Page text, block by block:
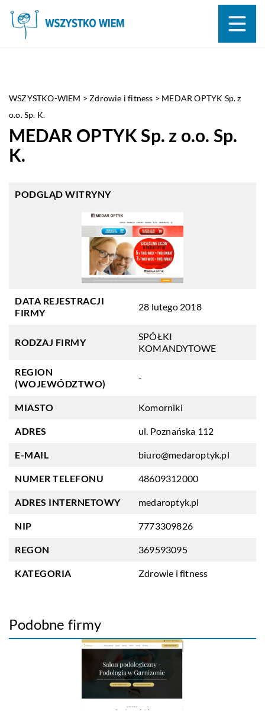
WSZYSTKO-WIEM >Zdrowie i fitness > MEDAR OPTYK Sp. z
o.o. Sp. K.
MEDAR OPTYK Sp. z o.o. Sp.
K.
PODGLĄD WITRYNY
DATA REJESTRACJI
FIRMY
28 lutego 2018
RODZAJ FIRMY
SPÓŁKI
KOMANDYTOWE
REGION
(WOJEWÓDZTWO)
-
MIASTO Komorniki
ADRES ul. Poznańska 112
E-MAIL biuro@medaroptyk.pl
NUMER TELEFONU 48609312000
ADRES INTERNETOWY medaroptyk.pl
NIP 7773309826
REGON 369593095
KATEGORIA Zdrowie i fitness
Podobne firmy